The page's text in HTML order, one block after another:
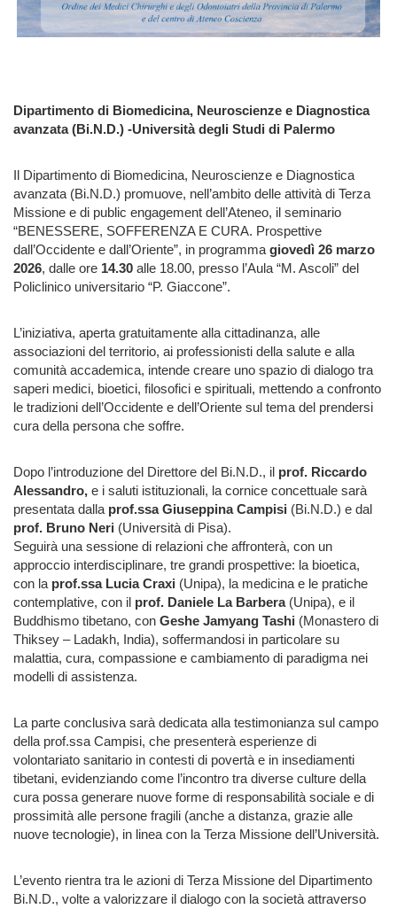
Dipartimento di Biomedicina, Neuroscienze e Diagnostica
avanzata (Bi.N.D.) -Università degli Studi di Palermo
Il Dipartimento di Biomedicina, Neuroscienze e Diagnostica
avanzata (Bi.N.D.) promuove, nell’ambito delle attività di Terza
Missione e di public engagement dell’Ateneo, il seminario
“BENESSERE, SOFFERENZA E CURA. Prospettive
dall’Occidente e dall’Oriente”, in programmagiovedì 26 marzo
2026, dalle ore 14.30 alle 18.00, presso l’Aula “M. Ascoli” del
Policlinico universitario “P. Giaccone”.
L’iniziativa, aperta gratuitamente alla cittadinanza, alle
associazioni del territorio, ai professionisti della salute e alla
comunità accademica, intende creare uno spazio di dialogo tra
saperi medici, bioetici, filosofici e spirituali, mettendo a confronto
le tradizioni dell’Occidente e dell’Oriente sul tema del prendersi
cura della persona che soffre.
Dopo l’introduzione del Direttore del Bi.N.D., il prof. Riccardo
Alessandro, e i saluti istituzionali, la cornice concettuale sarà
presentata dalla prof.ssa Giuseppina Campisi (Bi.N.D.) e dal
prof. Bruno Neri (Università di Pisa).
Seguirà una sessione di relazioni che affronterà, con un
approccio interdisciplinare, tre grandi prospettive: la bioetica,
con la prof.ssa Lucia Craxi (Unipa), la medicina e le pratiche
contemplative, con il prof. Daniele La Barbera(Unipa), e il
Buddhismo tibetano, con Geshe Jamyang Tashi (Monastero di
Thiksey – Ladakh, India), soffermandosi in particolare su
malattia, cura, compassione e cambiamento di paradigma nei
modelli di assistenza.
La parte conclusiva sarà dedicata alla testimonianza sul campo
della prof.ssa Campisi, che presenterà esperienze di
volontariato sanitario in contesti di povertà e in insediamenti
tibetani, evidenziando come l’incontro tra diverse culture della
cura possa generare nuove forme di responsabilità sociale e di
prossimità alle persone fragili (anche a distanza, grazie alle
nuove tecnologie), in linea con la Terza Missione dell’Università.
L’evento rientra tra le azioni di Terza Missione del Dipartimento
Bi.N.D., volte a valorizzare il dialogo con la società attraverso